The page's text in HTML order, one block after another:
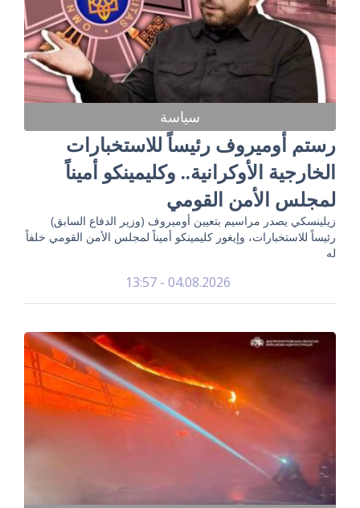
سياسة
رستم أوميروف رئيساً للاستخبارات
الخارجية الأوكرانية.. وكليمينكو أميناً
لمجلس الأمن القومي
زيلينسكي يصدر مراسيم بتعيين أوميروف (وزير الدفاع السابق)
رئيساً للاستخبارات، وإيغور كليمينكو أميناً لمجلس الأمن القومي خلفاً
له
04.08.2026 - 13:57